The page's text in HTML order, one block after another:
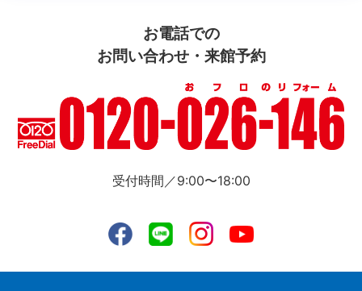
お電話での
お問い合わせ・来館予約
受付時間／9:00〜18:00